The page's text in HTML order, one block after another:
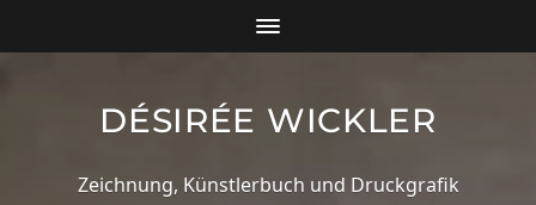
DÉSIRÉE WICKLER
Zeichnung, Künstlerbuch und Druckgrafik